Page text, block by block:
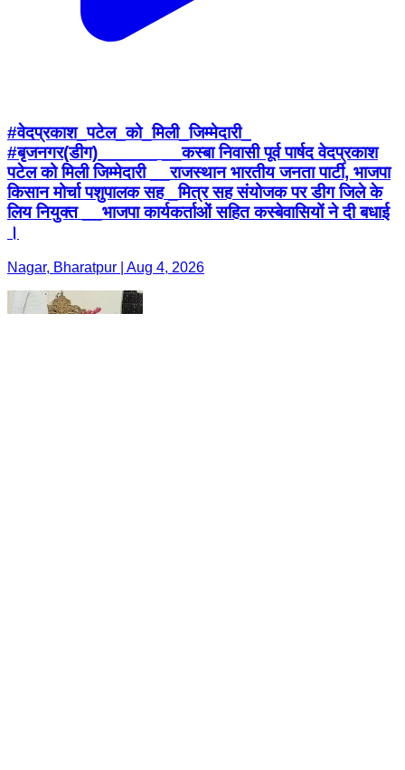
#वेदप्रकाश_पटेल_को_मिली_जिम्मेदारी_
#बृजनगर(डीग)______ __कस्बा निवासी पूर्व पार्षद वेदप्रकाश
पटेल को मिली जिम्मेदारी __राजस्थान भारतीय जनता पार्टी, भाजपा
किसान मोर्चा पशुपालक सह _मित्र सह संयोजक पर डीग जिले के
लिय नियुक्त __भाजपा कार्यकर्ताओं सहित कस्बेवासियों ने दी बधाई
।
Nagar, Bharatpur | Aug 4, 2026